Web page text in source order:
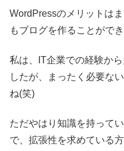
WordPressのメリットは
もブログを作ることがで
私は、IT企業での経験か
したが、まったく必要な
ね(笑)
ただやはり知識を持って
で、拡張性を求めている